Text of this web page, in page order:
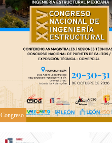
Congreso